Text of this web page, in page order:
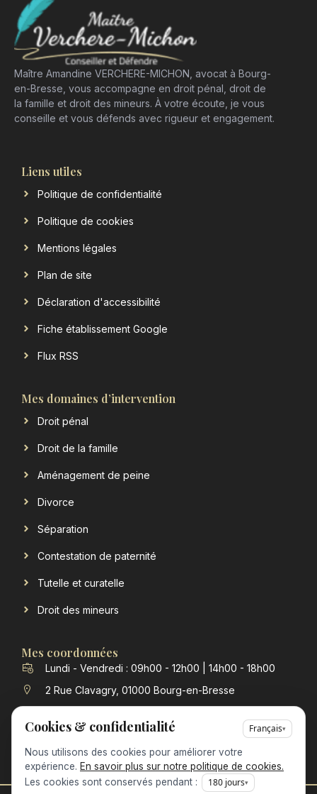
Maître Amandine VERCHERE-MICHON, avocat à Bourg-
en-Bresse, vous accompagne en droit pénal, droit de
la famille et droit des mineurs. À votre écoute, je vous
conseille et vous défends avec rigueur et engagement.
Liens utiles
Politique de confidentialité
Politique de cookies
Mentions légales
Plan de site
Déclaration d'accessibilité
Fiche établissement Google
Flux RSS
Mes domaines d’intervention
Droit pénal
Droit de la famille
Aménagement de peine
Divorce
Séparation
Contestation de paternité
Tutelle et curatelle
Droit des mineurs
Mes coordonnées
Lundi - Vendredi : 09h00 - 12h00 | 14h00 - 18h00
2 Rue Clavagry, 01000 Bourg-en-Bresse
04 74 23 98 63
Cookies & confidentialité Français▾
Nous utilisons des cookies pour améliorer votre
expérience. En savoir plus sur notre politique de cookies.
Les cookies sont conservés pendant :
180 jours▾